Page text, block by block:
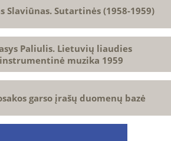
Slaviūnas. Sutartinės (1958-1959)
Paliulis. Lietuvių liaudies
instrumentinė muzika 1959
garso įrašų duomenų bazė